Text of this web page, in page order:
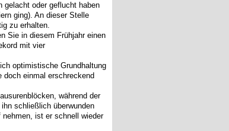
gelacht oder geflucht haben
ging). An dieser Stelle
zu erhalten.
Sie in diesem Frühjahr einen
mit vier
optimistische Grundhaltung
doch einmal erschreckend
während der
schließlich überwunden
ist er schnell wieder